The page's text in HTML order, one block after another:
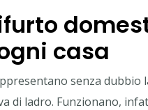
casa
senza dubbio
di ladro. Funzionano,